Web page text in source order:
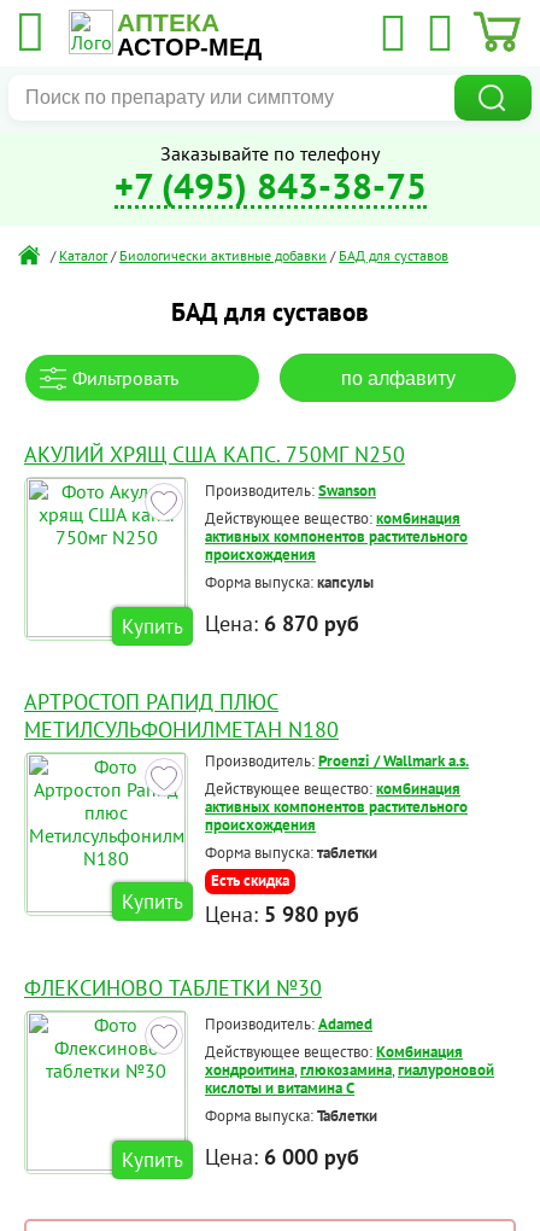
АПТЕКА
АСТОР-МЕД
Заказывайте по телефону
+7 (495) 843-38-75
/ Каталог / Биологически активные добавки / БАД для суставов
БАД для суставов
Фильтровать по алфавиту
АКУЛИЙ ХРЯЩ США КАПС. 750МГ N250
Купить
Производитель:Swanson
Действующее вещество:комбинация
активных компонентов растительного
происхождения
Форма выпуска:капсулы
Цена: 6 870 руб
АРТРОСТОП РАПИД ПЛЮС
МЕТИЛСУЛЬФОНИЛМЕТАН N180
Купить
Производитель:Proenzi / Wallmark a.s.
Действующее вещество:комбинация
активных компонентов растительного
происхождения
Форма выпуска:таблетки
Есть скидка
Цена: 5 980 руб
ФЛЕКСИНОВО ТАБЛЕТКИ №30
Купить
Производитель:Adamed
Действующее вещество:Комбинация
хондроитина,глюкозамина,гиалуроновой
кислоты и витамина С
Форма выпуска:Таблетки
Цена: 6 000 руб